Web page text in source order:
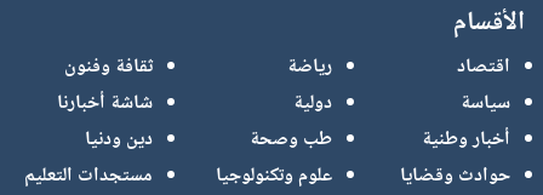
الأقسام
ثقافة وفنون
شاشة أخبارنا
دين ودنيا
مستجدات التعليم
رياضة
دولية
طب وصحة
علوم وتكنولوجيا
اقتصاد
سياسة
أخبار وطنية
حوادث وقضايا